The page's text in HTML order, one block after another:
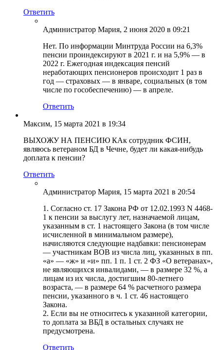
Ответить
Администратор Мария, 2 июня 2020 в 09:21
Нет. По информации Минтруда России на 6,3%
пенсии проиндексируют в 2021 г. и на 5,9% — в
2022 г. Ежегодная индексация пенсий
неработающих пенсионеров происходит 1 раз в
год — страховых — в январе, социальных (в том
числе по гособеспечению) — в апреле.
Ответить
Максим, 15 марта 2021 в 19:34
ВЫХОЖУ НА ПЕНСИЮ КАк сотрудник ФСИН,
являюсь ветераном БД в Чечне, будет ли какая-нибудь
доплата к пенсии?
Ответить
Администратор Мария, 15 марта 2021 в 20:54
1. Согласно ст. 17 Закона РФ от 12.02.1993 N 4468-
1 к пенсии за выслугу лет, назначаемой лицам,
указанным в ст. 1 настоящего Закона (в том числе
исчисленной в минимальном размере),
начисляются следующие надбавки: пенсионерам
— участникам ВОВ из числа лиц, указанных в пп.
«а» — «ж» и «и» пп. 1 п. 1 ст. 2 ФЗ «О ветеранах»,
не являющихся инвалидами, — в размере 32 %, а
лицам из их числа, достигшим 80-летнего
возраста, — в размере 64 % расчетного размера
пенсии, указанного в ч. 1 ст. 46 настоящего
Закона.
2. Если вы не относитесь к указанной категории,
то доплата за ВБД в остальных случаях не
предусмотрена.
Ответить